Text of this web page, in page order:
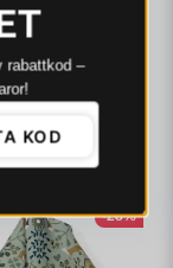
Pion
handduk
-28%
rabattkod –
KOD